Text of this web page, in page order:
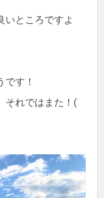
いところですよ
す！
それではまた！(